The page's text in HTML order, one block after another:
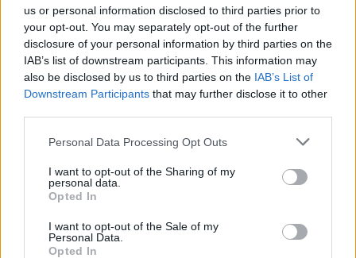
us or personal information disclosed to third parties prior to
your opt-out. You may separately opt-out of the further
disclosure of your personal information by third parties on the
IAB’s list of downstream participants. This information may
also be disclosed by us to third parties on the IAB’s List of
Downstream Participants that may further disclose it to other
Please note that this website/app uses one or more Google
not limited to your visit or usage behaviour. You may click to
grant or deny consent to Google and its third-party tags to
use your data for below specified purposes in below Google
consent section.
Personal Data Processing Opt Outs
I want to opt-out of the Sharing of my
personal data.
Opted In
I want to opt-out of the Sale of my
Personal Data.
Opted In
10 momentos inolvidables de
Vassilis Spanoulis
27/JUN/21 16:20
'Kill Bill' ha decidido poner punto y final a su carrera, así que
repasamos diez de los muchos grandes...
Los 10 mejores pívots de la
Euroliga que podrían quedar
libres este verano
mercado con los mejores pívots libres.